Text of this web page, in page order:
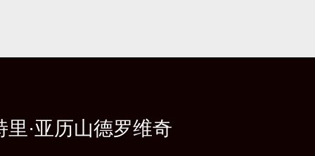
里·亚历山德罗维奇